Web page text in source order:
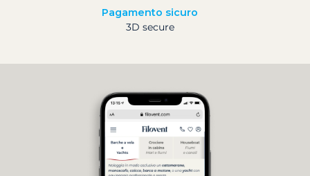
Pagamento sicuro
3D secure